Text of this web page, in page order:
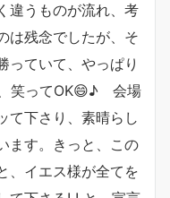
違うものが流れ、考
は残念でしたが、そ
っていて、やっぱり
笑ってOK😄♪ 会場
て下さり、素晴らし
ます。きっと、この
、イエス様が全てを